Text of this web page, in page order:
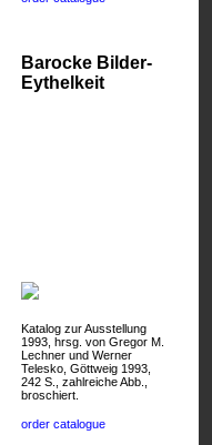
Barocke Bilder-
Eythelkeit
Katalog zur Ausstellung
1993, hrsg. von Gregor M.
Lechner und Werner
Telesko, Göttweig 1993,
242 S., zahlreiche Abb.,
broschiert.
order catalogue